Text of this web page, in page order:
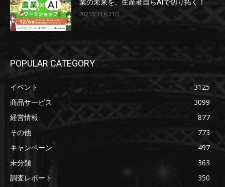
業の未来を、生産者自らAIで切り拓く！
2025年11月21日
POPULAR CATEGORY
イベント
3125
商品サービス
3099
経営情報
877
その他
773
キャンペーン
497
未分類
363
調査レポート
350